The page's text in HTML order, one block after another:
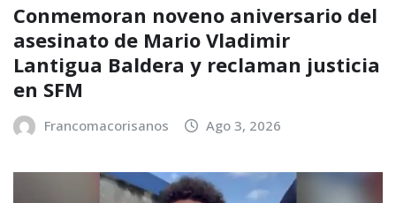
Conmemoran noveno aniversario del
asesinato de Mario Vladimir
Lantigua Baldera y reclaman justicia
en SFM
Francomacorisanos Ago 3, 2026